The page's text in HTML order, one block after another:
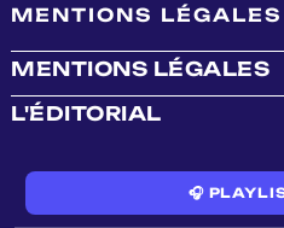
MENTIONS LÉGALES
MENTIONS LÉGALES
L'ÉDITORIAL
🎧